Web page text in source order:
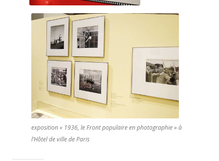
exposition « 1936, le Front populaire en photographie » à
l’Hôtel de ville de Paris